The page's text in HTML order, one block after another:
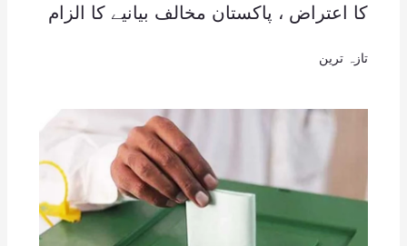
کا اعتراض ، پاکستان مخالف بیانیے کا الزام
تازہ ترین